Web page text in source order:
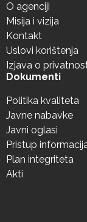
O agenciji
Misija i vizija
Kontakt
Uslovi korištenja
Izjava o
Dokumenti
Politika kvaliteta
Javne nabavke
Javni oglasi
Pristup
Plan integriteta
Akti